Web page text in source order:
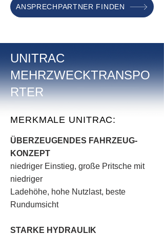
ANSPRECHPARTNER FINDEN
UNITRAC
MEHRZWECKTRANSPO
RTER
ÜBERZEUGENDES FAHRZEUG-
KONZEPT
niedriger Einstieg, große Pritsche mit
niedriger
Ladehöhe, hohe Nutzlast, beste
Rundumsicht
STARKE HYDRAULIK
MERKMALE UNITRAC: